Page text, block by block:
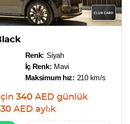
Renk: Siyah
İç Renk: Mavi
Maksimum hız: 210 km/s
340 AED günlük
AED aylık